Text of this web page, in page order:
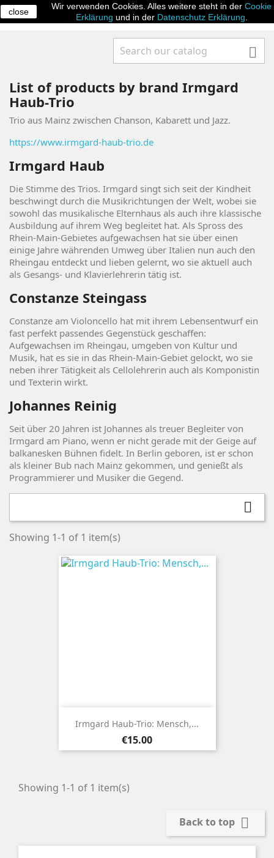


List of products by brand Irmgard
Haub-Trio
Trio aus Mainz zwischen Chanson, Kabarett und Jazz.
https://www.irmgard-haub-trio.de
Irmgard Haub
Die Stimme des Trios. Irmgard singt sich seit der Kindheit
beschwingt durch die Musikrichtungen der Welt, wobei sie
sowohl das musikalische Elternhaus als auch ihre klassische
Ausbildung auf ihrem Weg begleitet hat. Als Spross des
Rhein-Main-Gebietes aufgewachsen hat sie über einen
einige Jahre währenden Umweg über Italien nun auch den
Rheingau entdeckt und lieben gelernt, wo sie aktuell auch
als Gesangs- und Klavierlehrerin tätig ist.
Constanze Steingass
Constanze am Violoncello hat mit ihrem Lebensentwurf ein
fast perfekt passendes Gegenstück geschaffen:
Aufgewachsen im Rheingau, umgeben von Kultur und
Musik, hat es sie in das Rhein-Main-Gebiet gelockt, wo sie
neben ihrer Tätigkeit als Cellolehrerin auch als Komponistin
und Texterin wirkt.
Johannes Reinig
Seit über 20 Jahren ist Johannes als treuer Begleiter von
Irmgard am Piano, wenn er nicht gerade mit der Geige auf
balkanesken Bühnen fidelt. In Berlin geboren, ist er schon
als kleiner Bub nach Mainz gekommen, und genießt als
Programmierer und Musiker die Gegend.

Showing 1-1 of 1 item(s)
Irmgard Haub-Trio: Mensch,...
Price
€15.00
Showing 1-1 of 1 item(s)
Back to top 
close
Wir verwenden Cookies. Alles weitere steht in der Cookie
Erklärung und in der Datenschutz Erklärung